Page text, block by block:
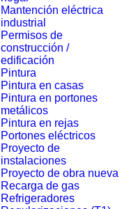
Mantención eléctrica
industrial
Permisos de
construcción /
edificación
Pintura
Pintura en casas
Pintura en portones
metálicos
Pintura en rejas
Portones eléctricos
Proyecto de
instalaciones
Proyecto de obra nueva
Recarga de gas
Refrigeradores